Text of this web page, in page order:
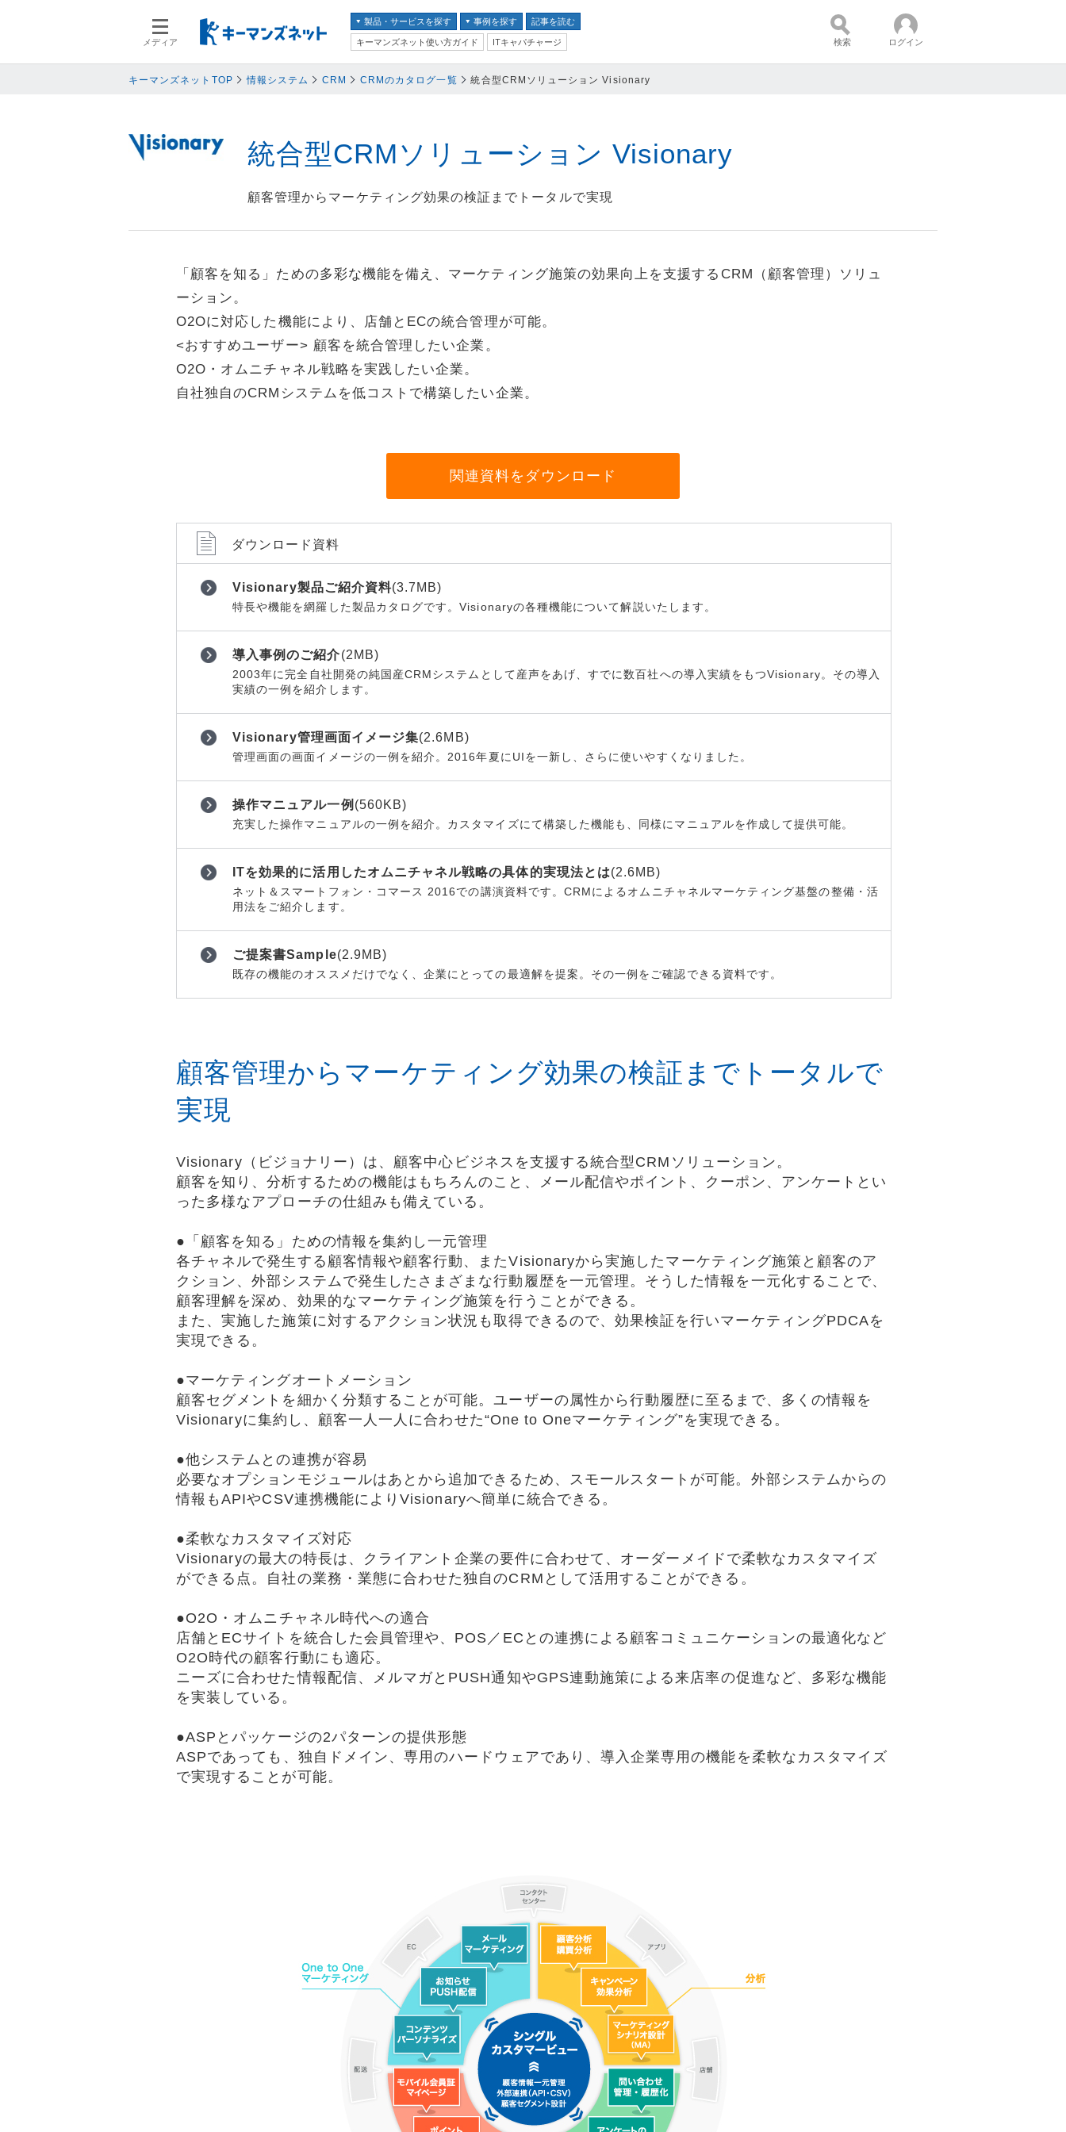
メディア
製品・サービスを探す
スマートデバイス
ネットワークセキュリティ
情報システム
オフィス機器
情報共有システム・コミュニケーシ
ョンツール
PCソフト
開発
メール
Web構築
事例を探す
スマートデバイス
ネットワークセキュリティ
PC
情報システム
オフィス機器
情報共有システム・コミュニケーシ
ョンツール
PCソフト
メール
Web構築
記事を読む
キーマンズネット使い方ガイド
ITキャパチャージ 検索 ログイン
キーマンズネットTOP 情報システム CRM CRMのカタログ一覧 統合型CRMソリューション Visionary
統合型CRMソリューション Visionary
顧客管理からマーケティング効果の検証までトータルで実現
「顧客を知る」ための多彩な機能を備え、マーケティング施策の効果向上を支援するCRM（顧客管理）ソリュ
ーション。
O2Oに対応した機能により、店舗とECの統合管理が可能。
<おすすめユーザー> 顧客を統合管理したい企業。
O2O・オムニチャネル戦略を実践したい企業。
自社独自のCRMシステムを低コストで構築したい企業。
関連資料をダウンロード
ダウンロード資料
Visionary製品ご紹介資料(3.7MB)
特長や機能を網羅した製品カタログです。Visionaryの各種機能について解説いたします。
導入事例のご紹介(2MB)
2003年に完全自社開発の純国産CRMシステムとして産声をあげ、すでに数百社への導入実績をもつVisionary。その導入
実績の一例を紹介します。
Visionary管理画面イメージ集(2.6MB)
管理画面の画面イメージの一例を紹介。2016年夏にUIを一新し、さらに使いやすくなりました。
操作マニュアル一例 (560KB)
充実した操作マニュアルの一例を紹介。カスタマイズにて構築した機能も、同様にマニュアルを作成して提供可能。
ITを効果的に活用したオムニチャネル戦略の具体的実現法とは(2.6MB)
ネット＆スマートフォン・コマース 2016での講演資料です。CRMによるオムニチャネルマーケティング基盤の整備・活
用法をご紹介します。
ご提案書Sample(2.9MB)
既存の機能のオススメだけでなく、企業にとっての最適解を提案。その一例をご確認できる資料です。
顧客管理からマーケティング効果の検証までトータルで
実現
Visionary（ビジョナリー）は、顧客中心ビジネスを支援する統合型CRMソリューション。
顧客を知り、分析するための機能はもちろんのこと、メール配信やポイント、クーポン、アンケートとい
った多様なアプローチの仕組みも備えている。
●「顧客を知る」ための情報を集約し一元管理
各チャネルで発生する顧客情報や顧客行動、またVisionaryから実施したマーケティング施策と顧客のア
クション、外部システムで発生したさまざまな行動履歴を一元管理。そうした情報を一元化することで、
顧客理解を深め、効果的なマーケティング施策を行うことができる。
また、実施した施策に対するアクション状況も取得できるので、効果検証を行いマーケティングPDCAを
実現できる。
●マーケティングオートメーション
顧客セグメントを細かく分類することが可能。ユーザーの属性から行動履歴に至るまで、多くの情報を
Visionaryに集約し、顧客一人一人に合わせた“One to Oneマーケティング”を実現できる。
●他システムとの連携が容易
必要なオプションモジュールはあとから追加できるため、スモールスタートが可能。外部システムからの
情報もAPIやCSV連携機能によりVisionaryへ簡単に統合できる。
●柔軟なカスタマイズ対応
Visionaryの最大の特長は、クライアント企業の要件に合わせて、オーダーメイドで柔軟なカスタマイズ
ができる点。自社の業務・業態に合わせた独自のCRMとして活用することができる。
●O2O・オムニチャネル時代への適合
店舗とECサイトを統合した会員管理や、POS／ECとの連携による顧客コミュニケーションの最適化など
O2O時代の顧客行動にも適応。
ニーズに合わせた情報配信、メルマガとPUSH通知やGPS連動施策による来店率の促進など、多彩な機能
を実装している。
●ASPとパッケージの2パターンの提供形態
ASPであっても、独自ドメイン、専用のハードウェアであり、導入企業専用の機能を柔軟なカスタマイズ
で実現することが可能。